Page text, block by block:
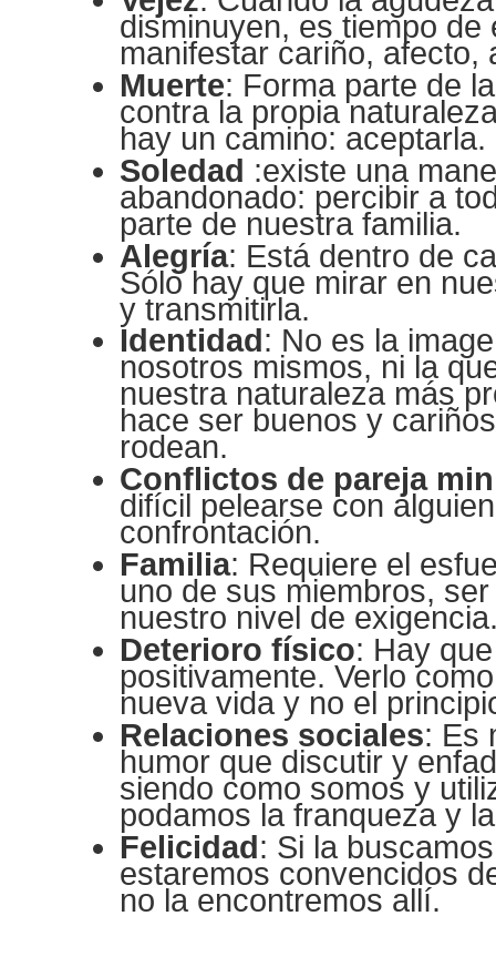
disminuyen, es tiempo de
manifestar cariño, afecto,
Muerte: Forma parte de
contra la propia
hay un camino: aceptarla.
Soledad :existe una
abandonado: percibir a
parte de nuestra familia.
Alegría: Está dentro de
Sólo hay que mirar en
y transmitirla.
Identidad : No es la
nosotros mismos, ni la
nuestra naturaleza más
hace ser buenos y
rodean.
Conflictos de pareja
difícil pelearse con
confrontación.
Familia: Requiere el
uno de sus miembros,
nuestro nivel de
Deterioro físico: Hay
positivamente. Verlo
nueva vida y no el
Relaciones sociales: Es
humor que discutir y
siendo como somos y
podamos la franqueza y
Felicidad: Si la
estaremos convencidos
no la encontremos allí.